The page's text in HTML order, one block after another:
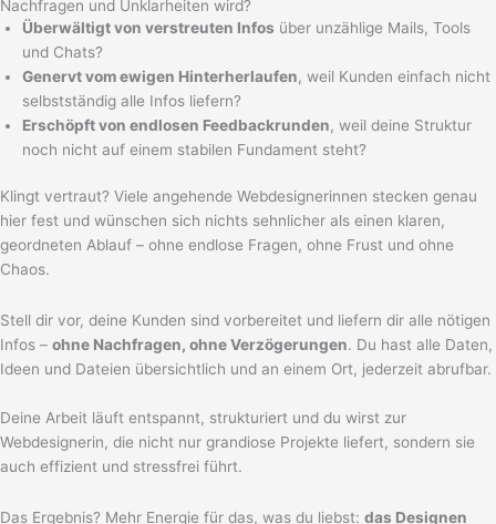
Nachfragen und Unklarheiten wird?
Überwältigt von verstreuten Infos über unzählige Mails, Tools
und Chats?
Genervt vom ewigen Hinterherlaufen, weil Kunden einfach nicht
selbstständig alle Infos liefern?
Erschöpft von endlosen Feedbackrunden, weil deine Struktur
noch nicht auf einem stabilen Fundament steht?
Klingt vertraut? Viele angehende Webdesignerinnen stecken genau
hier fest und wünschen sich nichts sehnlicher als einen klaren,
geordneten Ablauf – ohne endlose Fragen, ohne Frust und ohne
Chaos.
Stell dir vor, deine Kunden sind vorbereitet und liefern dir alle nötigen
Infos – ohne Nachfragen, ohne Verzögerungen. Du hast alle Daten,
Ideen und Dateien übersichtlich und an einem Ort, jederzeit abrufbar.
Deine Arbeit läuft entspannt, strukturiert und du wirst zur
Webdesignerin, die nicht nur grandiose Projekte liefert, sondern sie
auch effizient und stressfrei führt.
Das Ergebnis? Mehr Energie für das, was du liebst: das Designen